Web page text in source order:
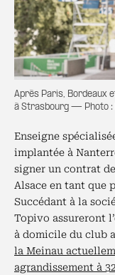
Après Paris, Bordeaux
à Strasbourg — Photo :
Enseigne
implantée à
signer un contrat
Alsace en tant que
Succédant à la
Topivo assureront
à domicile du club
la Meinau
agrandissement à